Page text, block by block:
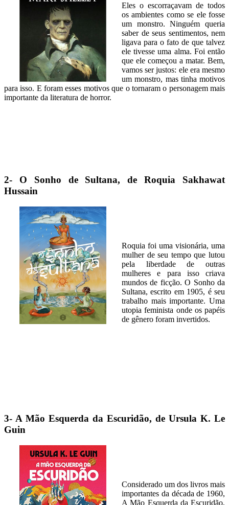
Eles o escorraçavam de todos
os ambientes como se ele fosse
um monstro. Ninguém queria
saber de seus sentimentos, nem
ligava para o fato de que talvez
ele tivesse uma alma. Foi então
que ele começou a matar. Bem,
vamos ser justos: ele era mesmo
um monstro, mas tinha motivos
para isso. E foram esses motivos que o tornaram o personagem mais
importante da literatura de horror.
2- O Sonho de Sultana, de Roquia Sakhawat
Hussain
Roquia foi uma visionária, uma
mulher de seu tempo que lutou
pela liberdade de outras
mulheres e para isso criava
mundos de ficção. O Sonho da
Sultana, escrito em 1905, é seu
trabalho mais importante. Uma
utopia feminista onde os papéis
de gênero foram invertidos.
3- A Mão Esquerda da Escuridão, de Ursula K. Le
Guin
Considerado um dos livros mais
importantes da década de 1960,
A Mão Esquerda da Escuridão,